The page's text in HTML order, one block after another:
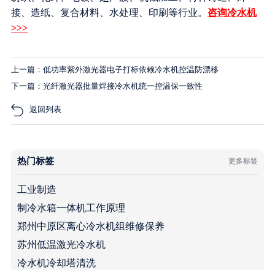
接、造纸、复合材料、水处理、印刷等行业。 咨询冷水机
>>>
上一篇：低功率紫外激光器电子打标依赖冷水机控温防漂移
下一篇：光纤激光器批量焊接冷水机统一控温保一致性
返回列表
热门标签 更多标签
工业制造
制冷水箱一体机工作原理
郑州中原区离心冷水机组维修保养
苏州低温激光冷水机
冷水机冷却塔清洗